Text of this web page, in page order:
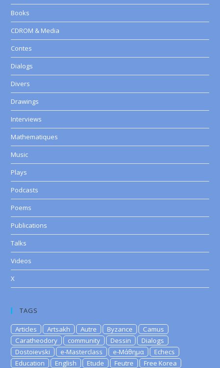
Books
CDROM & Media
Contes
Dialogs
Divers
Drawings
Interviews
Mathematiques
Music
Plays
Podcasts
Poems
Publications
Talks
Videos
X
TAGS
Articles Artsakh Autre Byzance
Camus
Caratheodory
community Dessin
Dialogs
Dostoievski
e-Masterclass e-Μάθημα
Echecs
Education
English Etude Feutre
Free Korea